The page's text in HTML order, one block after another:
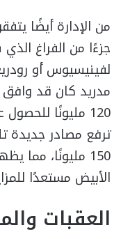
من الإدارة أيضًا
جزءًا من الفراغ
لفينيسيوس أو
مدريد كان قد وافق
120 مليونًا
ترفع مصادر جديدة
150 مليونًا،
الأبيض مستعدًا
العقبات